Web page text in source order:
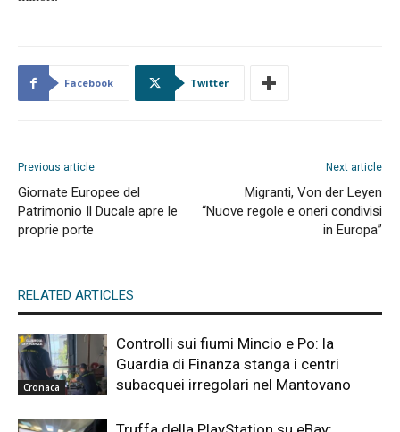
Facebook Twitter
Previous article
Giornate Europee del
Patrimonio Il Ducale apre le
proprie porte
Next article
Migranti, Von der Leyen
“Nuove regole e oneri condivisi
in Europa”
RELATED ARTICLES
Cronaca
Controlli sui fiumi Mincio e Po: la
Guardia di Finanza stanga i centri
subacquei irregolari nel Mantovano